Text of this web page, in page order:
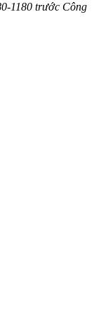
1180 trước Công